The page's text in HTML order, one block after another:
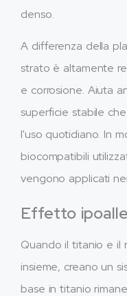
denso.
A differenza della
strato è altamente
e corrosione. Aiuta
superficie stabile
l'uso quotidiano. In
biocompatibili
vengono applicati
Effetto
Quando il titanio e il
insieme, creano un
base in titanio